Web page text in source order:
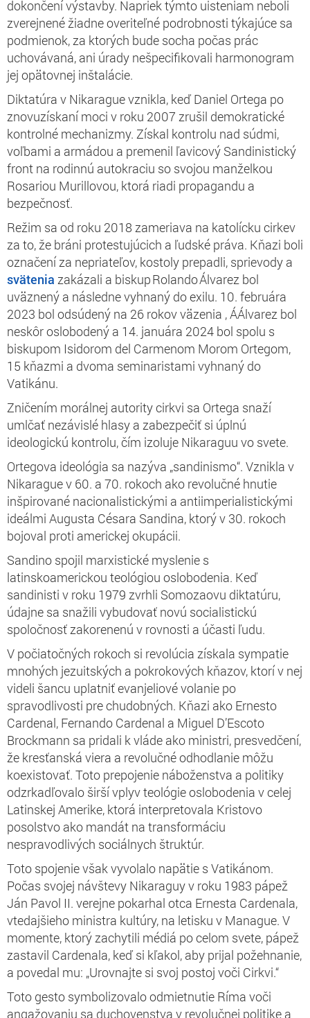
dokončení výstavby. Napriek týmto uisteniam neboli
zverejnené žiadne overiteľné podrobnosti týkajúce sa
podmienok, za ktorých bude socha počas prác
uchovávaná, ani úrady nešpecifikovali harmonogram
jej opätovnej inštalácie.
Diktatúra v Nikarague vznikla, keď Daniel Ortega po
znovuzískaní moci v roku 2007 zrušil demokratické
kontrolné mechanizmy. Získal kontrolu nad súdmi,
voľbami a armádou a premenil ľavicový Sandinistický
front na rodinnú autokraciu so svojou manželkou
Rosariou Murillovou, ktorá riadi propagandu a
bezpečnosť.
Režim sa od roku 2018 zameriava na katolícku cirkev
za to, že bráni protestujúcich a ľudské práva. Kňazi boli
označení za nepriateľov, kostoly prepadli, sprievody a
svätenia zakázali a biskup Rolando Álvarez bol
uväznený a následne vyhnaný do exilu. 10. februára
2023 bol odsúdený na 26 rokov väzenia , ÁÁlvarez bol
neskôr oslobodený a 14. januára 2024 bol spolu s
biskupom Isidorom del Carmenom Morom Ortegom,
15 kňazmi a dvoma seminaristami vyhnaný do
Vatikánu.
Zničením morálnej autority cirkvi sa Ortega snaží
umlčať nezávislé hlasy a zabezpečiť si úplnú
ideologickú kontrolu, čím izoluje Nikaraguu vo svete.
Ortegova ideológia sa nazýva „sandinismo“. Vznikla v
Nikarague v 60. a 70. rokoch ako revolučné hnutie
inšpirované nacionalistickými a antiimperialistickými
ideálmi Augusta Césara Sandina, ktorý v 30. rokoch
bojoval proti americkej okupácii.
Sandino spojil marxistické myslenie s
latinskoamerickou teológiou oslobodenia. Keď
sandinisti v roku 1979 zvrhli Somozaovu diktatúru,
údajne sa snažili vybudovať novú socialistickú
spoločnosť zakorenenú v rovnosti a účasti ľudu.
V počiatočných rokoch si revolúcia získala sympatie
mnohých jezuitských a pokrokových kňazov, ktorí v nej
videli šancu uplatniť evanjeliové volanie po
spravodlivosti pre chudobných. Kňazi ako Ernesto
Cardenal, Fernando Cardenal a Miguel D’Escoto
Brockmann sa pridali k vláde ako ministri, presvedčení,
že kresťanská viera a revolučné odhodlanie môžu
koexistovať. Toto prepojenie náboženstva a politiky
odzrkadľovalo širší vplyv teológie oslobodenia v celej
Latinskej Amerike, ktorá interpretovala Kristovo
posolstvo ako mandát na transformáciu
nespravodlivých sociálnych štruktúr.
Toto spojenie však vyvolalo napätie s Vatikánom.
Počas svojej návštevy Nikaraguy v roku 1983 pápež
Ján Pavol II. verejne pokarhal otca Ernesta Cardenala,
vtedajšieho ministra kultúry, na letisku v Manague. V
momente, ktorý zachytili médiá po celom svete, pápež
zastavil Cardenala, keď si kľakol, aby prijal požehnanie,
a povedal mu: „Urovnajte si svoj postoj voči Cirkvi.“
Toto gesto symbolizovalo odmietnutie Ríma voči
angažovaniu sa duchovenstva v revolučnej politike a